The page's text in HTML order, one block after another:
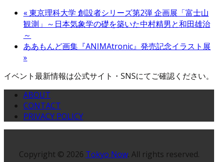
«東京理科大学 創設者シリーズ第2弾 企画展「富士山
観測」～日本気象学の礎を築いた中村精男と和田雄治
～
ああもんど画集『ANIMAtronic』発売記念イラスト展
»
イベント最新情報は公式サイト・SNSにてご確認ください。
ABOUT
CONTACT
PRIVACY POLICY
Copyright © 2026 Tokyo Now. All rights reserved.